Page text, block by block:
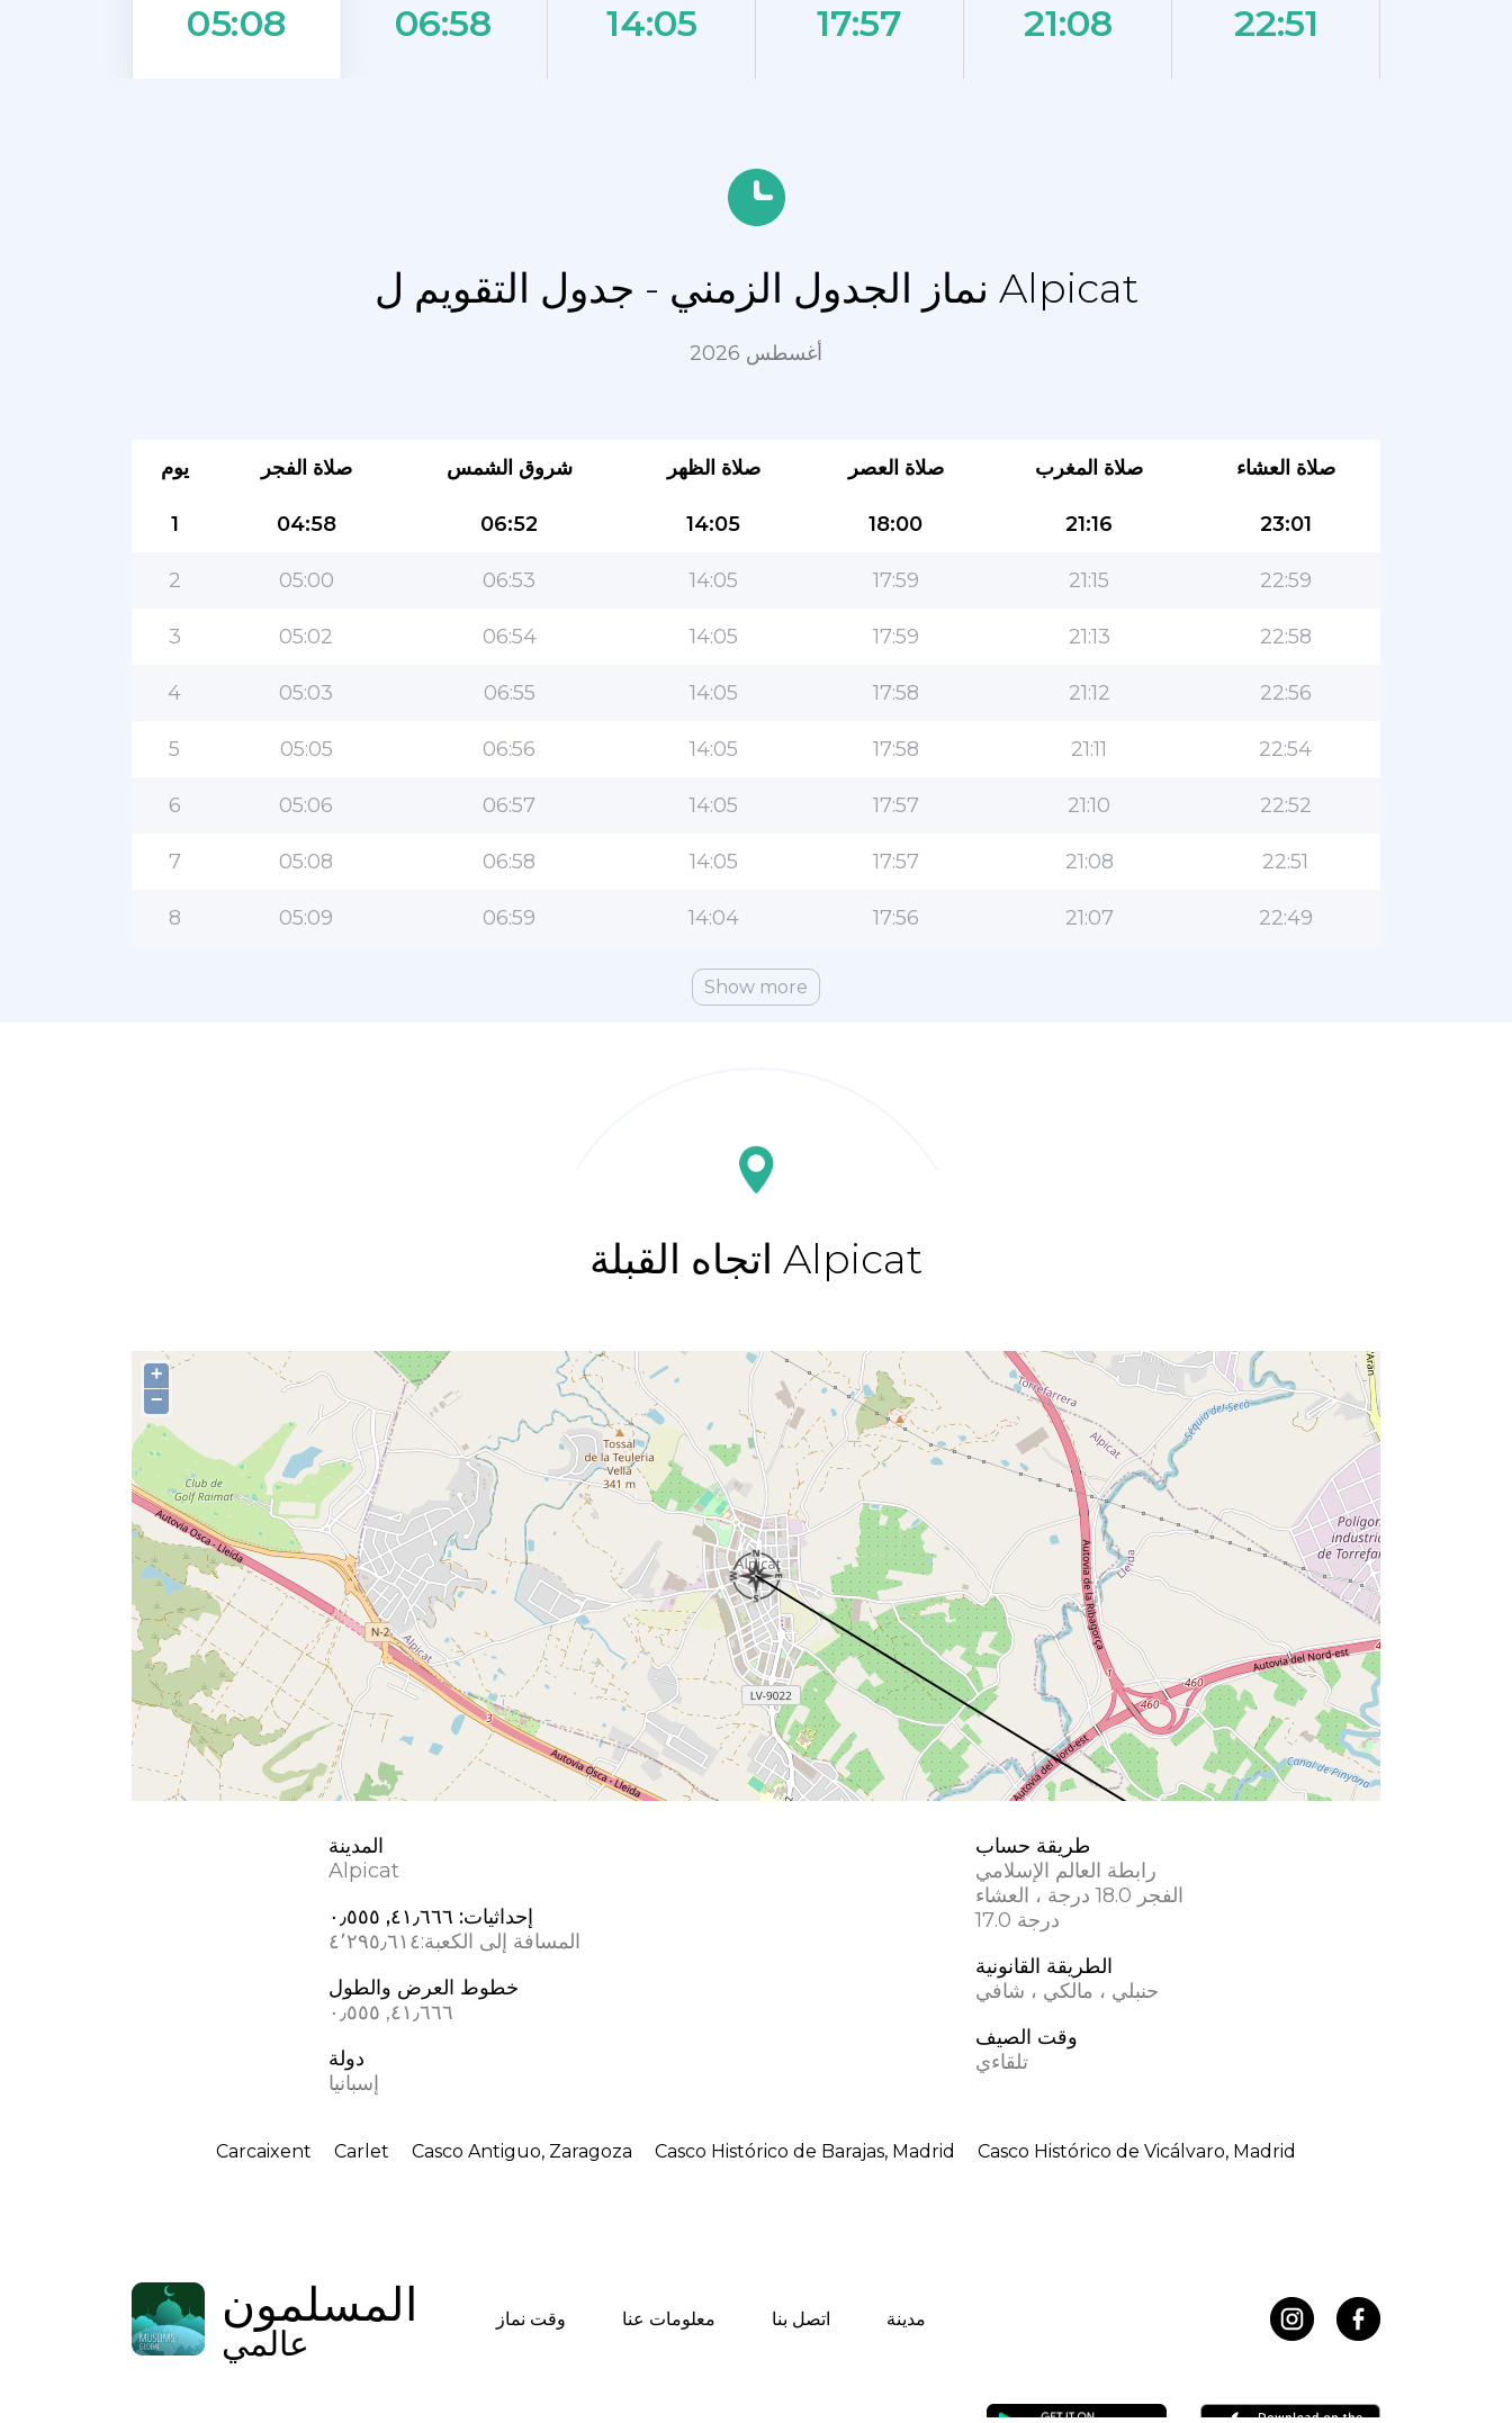
05:08 06:58 14:05 17:57 21:08 22:51
نماز الجدول الزمني - جدول التقويم ل Alpicat
أغسطس 2026
يوم صلاة الفجر شروق الشمس صلاة الظهر صلاة العصر صلاة المغرب صلاة العشاء
1 04:58 06:52 14:05 18:00 21:16 23:01
2 05:00 06:53 14:05 17:59 21:15 22:59
3 05:02 06:54 14:05 17:59 21:13 22:58
4 05:03 06:55 14:05 17:58 21:12 22:56
5 05:05 06:56 14:05 17:58 21:11 22:54
6 05:06 06:57 14:05 17:57 21:10 22:52
7 05:08 06:58 14:05 17:57 21:08 22:51
8 05:09 06:59 14:04 17:56 21:07 22:49
Show more
اتجاه القبلة Alpicat
+
−
المدينة
Alpicat
إحداثيات: ٤١٫٦٦٦, ٠٫٥٥٥
المسافة إلى الكعبة:٤٬٢٩٥٫٦١٤
خطوط العرض والطول
٤١٫٦٦٦, ٠٫٥٥٥
دولة
إسبانيا
طريقة حساب
رابطة العالم الإسلامي
الفجر 18.0 درجة ، العشاء
17.0 درجة
الطريقة القانونية
حنبلي ، مالكي ، شافي
وقت الصيف
تلقاءي
Carcaixent Carlet Casco Antiguo, Zaragoza Casco Histórico de Barajas, Madrid Casco Histórico de Vicálvaro, Madrid
المسلمون
عالمي وقت نماز معلومات عنا اتصل بنا مدينة
التطبيق الأكثر شعبية للمسلمين!
التطبيق الإسلامي الشهير لنمط الحياة ، مع ميزات سهلة